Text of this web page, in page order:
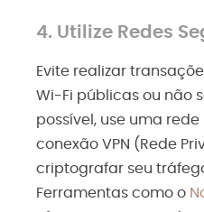
4. Utilize Redes
Evite realizar
Wi-Fi públicas ou não
possível, use uma
conexão VPN (Rede
criptografar seu
Ferramentas como o